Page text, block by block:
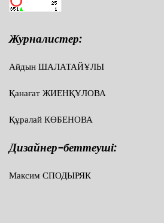
Журналистер:
Айдын ШАЛАТАЙҰЛЫ
Қанағат ЖИЕНҚҰЛОВА
Құралай КӨБЕНОВА
Дизайнер-беттеуші:
Максим СПОДЫРЯК